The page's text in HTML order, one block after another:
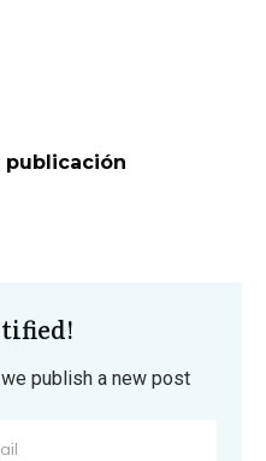
publicación
publish a new post